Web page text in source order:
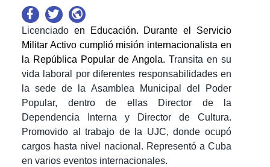
Licenciado en Educación. Durante el Servicio
Militar Activo cumplió misión internacionalista en
la República Popular de Angola. Transita en su
vida laboral por diferentes responsabilidades en
la sede de la Asamblea Municipal del Poder
Popular, dentro de ellas Director de la
Dependencia Interna y Director de Cultura.
Promovido al trabajo de la UJC, donde ocupó
cargos hasta nivel nacional. Representó a Cuba
en varios eventos internacionales.